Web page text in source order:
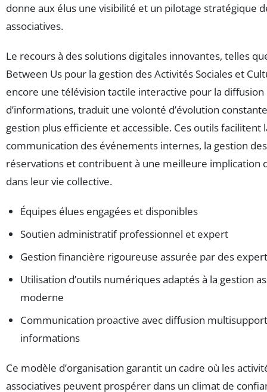
donne aux élus une visibilité et un pilotage stratégique
associatives.
Le recours à des solutions digitales innovantes, telles
Between Us pour la gestion des Activités Sociales et
encore une télévision tactile interactive pour la
d’informations, traduit une volonté d’évolution
gestion plus efficiente et accessible. Ces outils facilitent
communication des événements internes, la gestion des
réservations et contribuent à une meilleure implication
dans leur vie collective.
Équipes élues engagées et disponibles
Soutien administratif professionnel et expert
Gestion financière rigoureuse assurée par des
Utilisation d’outils numériques adaptés à la gestion
moderne
Communication proactive avec diffusion
informations
Ce modèle d’organisation garantit un cadre où les
associatives peuvent prospérer dans un climat de